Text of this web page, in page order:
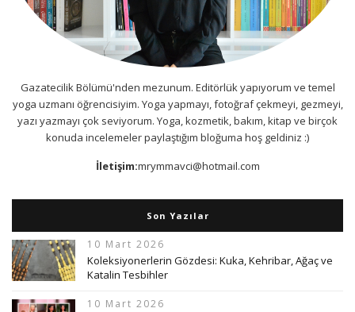
Gazatecilik Bölümü'nden mezunum. Editörlük yapıyorum ve temel
yoga uzmanı öğrencisiyim. Yoga yapmayı, fotoğraf çekmeyi, gezmeyi,
yazı yazmayı çok seviyorum. Yoga, kozmetik, bakım, kitap ve birçok
konuda incelemeler paylaştığım bloğuma hoş geldiniz :)
İletişim:mrymmavci@hotmail.com
Son Yazılar
10 Mart 2026
Koleksiyonerlerin Gözdesi: Kuka, Kehribar, Ağaç ve
Katalin Tesbihler
10 Mart 2026